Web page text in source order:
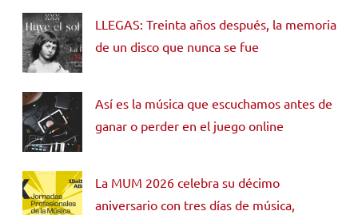
LLEGAS: Treinta años después, la memoria
de un disco que nunca se fue
Así es la música que escuchamos antes de
ganar o perder en el juego online
La MUM 2026 celebra su décimo
aniversario con tres días de música,